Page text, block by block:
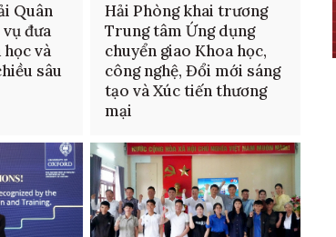
Quân
đưa
và
sâu
Hải Phòng khai trương
Trung tâm Ứng dụng
chuyển giao Khoa học,
công nghệ, Đổi mới sáng
tạo và Xúc tiến thương
mại